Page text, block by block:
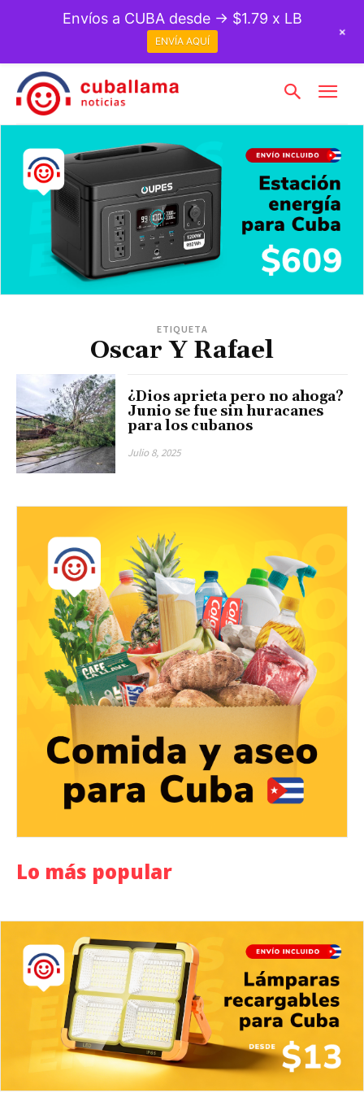
ETIQUETA
Oscar Y Rafael
¿Dios aprieta pero no ahoga?
Junio se fue sin huracanes
para los cubanos
Julio 8, 2025
Lo más popular
Envíos a CUBA desde → $1.79 x LB
ENVÍA AQUÍ
+